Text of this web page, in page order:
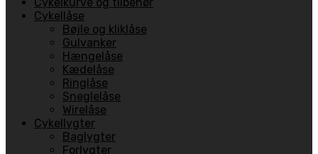
Cykelkurve og tilbehør
Cykellåse
Bøjle og kliklåse
Gulvanker
Hængelåse
Kædelåse
Ringlåse
Sneglelåse
Wirelåse
Cykellygter
Baglygter
Forlygter